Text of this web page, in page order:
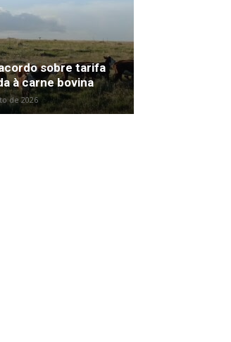
sobre tarifa
à carne bovina
de 2026